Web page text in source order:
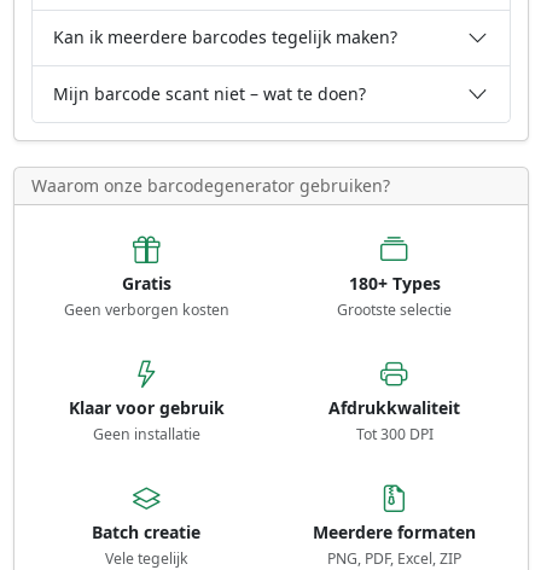
Kan ik meerdere barcodes tegelijk maken?
Mijn barcode scant niet – wat te doen?
Waarom onze barcodegenerator gebruiken?
Gratis
Geen verborgen kosten
180+ Types
Grootste selectie
Klaar voor gebruik
Geen installatie
Afdrukkwaliteit
Tot 300 DPI
Batch creatie
Vele tegelijk
Meerdere formaten
PNG, PDF, Excel, ZIP